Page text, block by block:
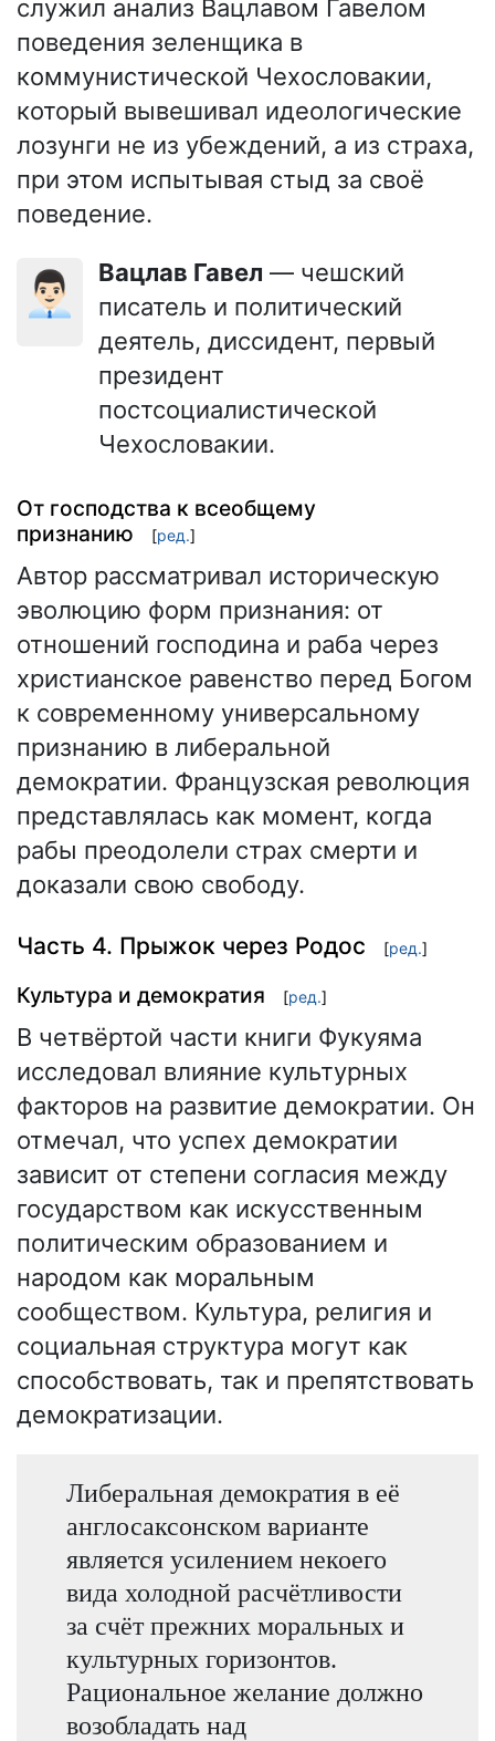
служил анализ Вацлавом Гавелом
поведения зеленщика в
коммунистической Чехословакии,
который вывешивал идеологические
лозунги не из убеждений, а из страха,
при этом испытывая стыд за своё
поведение.
👨🏻‍💼 Вацлав Гавел — чешский
писатель и политический
деятель, диссидент, первый
президент
постсоциалистической
Чехословакии.
От господства к всеобщему
признанию
[ред.]
Автор рассматривал историческую
эволюцию форм признания: от
отношений господина и раба через
христианское равенство перед Богом
к современному универсальному
признанию в либеральной
демократии. Французская революция
представлялась как момент, когда
рабы преодолели страх смерти и
доказали свою свободу.
Часть 4. Прыжок через Родос [ред.]
Культура и демократия [ред.]
В четвёртой части книги Фукуяма
исследовал влияние культурных
факторов на развитие демократии. Он
отмечал, что успех демократии
зависит от степени согласия между
государством как искусственным
политическим образованием и
народом как моральным
сообществом. Культура, религия и
социальная структура могут как
способствовать, так и препятствовать
демократизации.
Либеральная демократия в её
англосаксонском варианте
является усилением некоего
вида холодной расчётливости
за счёт прежних моральных и
культурных горизонтов.
Рациональное желание должно
возобладать над